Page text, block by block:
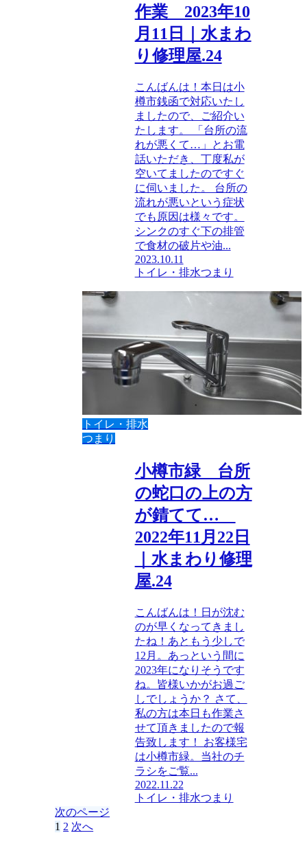
作業 2023年10
月11日｜水まわ
り修理屋.24
こんばんは！本日は小
樽市銭函で対応いたし
ましたので、ご紹介い
たします。 「台所の流
れが悪くて…」とお電
話いただき、丁度私が
空いてましたのですぐ
に伺いました。 台所の
流れが悪いという症状
でも原因は様々です。
シンクのすぐ下の排管
で食材の破片や油...
2023.10.11
トイレ・排水つまり
トイレ・排水
つまり
小樽市緑 台所
の蛇口の上の方
が錆てて…
2022年11月22日
｜水まわり修理
屋.24
こんばんは！日が沈む
のが早くなってきまし
たね！あともう少しで
12月。あっという間に
2023年になりそうです
ね。皆様いかがお過ご
しでしょうか？ さて、
私の方は本日も作業さ
せて頂きましたので報
告致します！ お客様宅
は小樽市緑。当社のチ
ラシをご覧...
2022.11.22
トイレ・排水つまり
次のページ
1 2 次へ